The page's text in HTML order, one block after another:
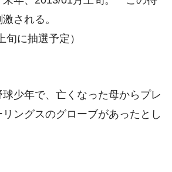
される。
旬に抽選予定）
少年で、亡くなった母からプレ
ングスのグローブがあったとし